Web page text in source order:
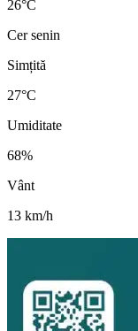
26°C
Cer senin
Simțită
27°C
Umiditate
68%
Vânt
13 km/h